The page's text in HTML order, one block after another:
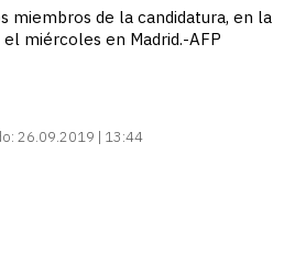
miembros de la candidatura, en la
miércoles en Madrid.-AFP
26.09.2019 | 13:44